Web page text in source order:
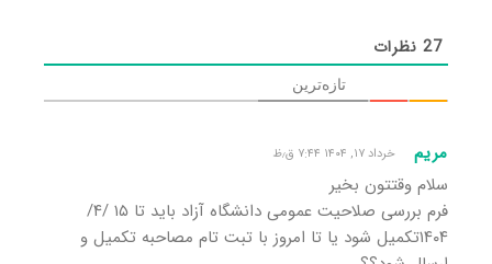
27نظرات
تازه‌ترین
مریم خرداد ۱۷, ۱۴۰۴ ۷:۴۴ ق٫ظ
سلام وقتتون بخیر
فرم بررسی صلاحیت عمومی دانشگاه آزاد باید تا ۱۵ /۴/
۱۴۰۴تکمیل شود یا تا امروز با تبت تام مصاحبه تکمیل و